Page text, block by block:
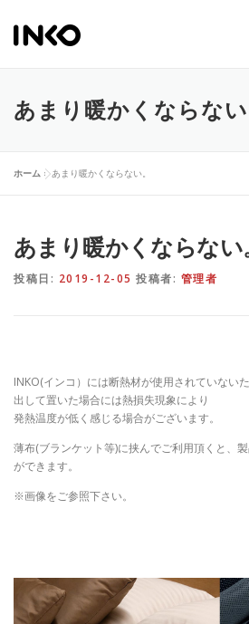
ホーム 商品一覧 ブランド
サポート 公式ストア
あまり暖かくならない
ホーム »あまり暖かくならない。
あまり暖かくならない
投稿日: 2019-12-05 投稿者: 管理者
INKO(インコ）には断熱材が使用されていない
出して置いた場合には熱損失現象により
発熱温度が低く感じる場合がございます。
薄布(ブランケット等)に挟んでご利用頂くと、
ができます。
※画像をご参照下さい。